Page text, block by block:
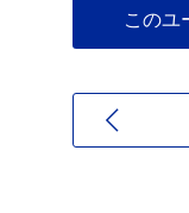
このユ